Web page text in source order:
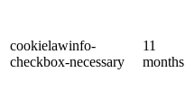
cookielawinfo-
checkbox-necessary
11
months